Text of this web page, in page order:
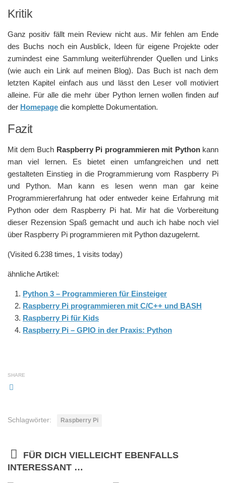
Kritik
Ganz positiv fällt mein Review nicht aus. Mir fehlen am Ende
des Buchs noch ein Ausblick, Ideen für eigene Projekte oder
zumindest eine Sammlung weiterführender Quellen und Links
(wie auch ein Link auf meinen Blog). Das Buch ist nach dem
letzten Kapitel einfach aus und lässt den Leser voll motiviert
alleine. Für alle die mehr über Python lernen wollen finden auf
der Homepage die komplette Dokumentation.
Fazit
Mit dem Buch Raspberry Pi programmieren mit Pythonkann
man viel lernen. Es bietet einen umfangreichen und nett
gestalteten Einstieg in die Programmierung vom Raspberry Pi
und Python. Man kann es lesen wenn man gar keine
Programmiererfahrung hat oder entweder keine Erfahrung mit
Python oder dem Raspberry Pi hat. Mir hat die Vorbereitung
dieser Rezension Spaß gemacht und auch ich habe noch viel
über Raspberry Pi programmieren mit Python dazugelernt.
(Visited 6.238 times, 1 visits today)
ähnliche Artikel:
Python 3 – Programmieren für Einsteiger
Raspberry Pi programmieren mit C/C++ und BASH
Raspberry Pi für Kids
Raspberry Pi – GPIO in der Praxis: Python
SHARE
Schlagwörter: Raspberry Pi
FÜR DICH VIELLEICHT EBENFALLS
INTERESSANT …